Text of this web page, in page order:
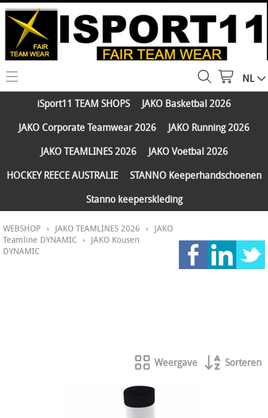
HOME
WEBSHOP
JAKO Running 2026
JAKO TEAMLINES 2026
PARTNERS
Klantengroepen
Verzending - betaling
CONTACT
NL
iSport11 TEAM SHOPS
JAKO Basketbal 2026
JAKO Corporate Teamwear 2026
JAKO Running 2026
JAKO TEAMLINES 2026
JAKO Voetbal 2026
HOCKEY REECE AUSTRALIE
STANNO Keeperhandschoenen
Stanno keeperskleding
WEBSHOP › JAKO TEAMLINES 2026 › JAKO
Teamline DYNAMIC › JAKO Kousen
DYNAMIC
Weergave Sorteren